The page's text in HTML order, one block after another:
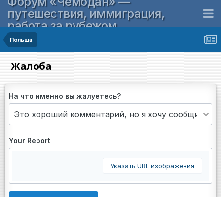
путешествия, иммиграция,
работа за рубежом
Польша
Жалоба
На что именно вы жалуетесь?
Your Report
Указать URL изображения